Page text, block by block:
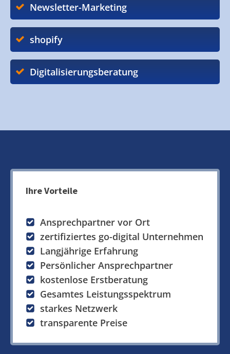
Newsletter-Marketing
shopify
Digitalisierungsberatung
Ihre Vorteile
Ansprechpartner vor Ort
zertifiziertes go-digital Unternehmen
Langjährige Erfahrung
Persönlicher Ansprechpartner
kostenlose Erstberatung
Gesamtes Leistungsspektrum
starkes Netzwerk
transparente Preise